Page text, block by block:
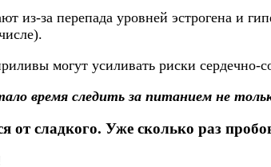
из-за перепада уровней эстрогена и
могут усиливать риски
время следить за питанием не
от сладкого. Уже сколько раз